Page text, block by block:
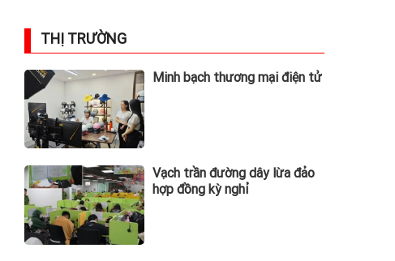
THỊ TRƯỜNG
Minh bạch thương mại điện tử
Vạch trần đường dây lừa đảo
hợp đồng kỳ nghỉ